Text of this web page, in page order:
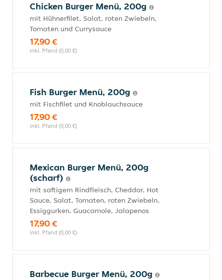
Chicken Burger Menü, 200g
mit Hühnerfilet, Salat, roten Zwiebeln,
Tomaten und Currysauce
17,90 €
inkl. Pfand (0,00 €)
Fish Burger Menü, 200g
mit Fischfilet und Knoblauchsauce
17,90 €
inkl. Pfand (0,00 €)
Mexican Burger Menü, 200g
(scharf)
mit saftigem Rindfleisch, Cheddar, Hot
Sauce, Salat, Tomaten, roten Zwiebeln,
Essiggurken, Guacamole, Jalapenos
17,90 €
inkl. Pfand (0,00 €)
Barbecue Burger Menü, 200g